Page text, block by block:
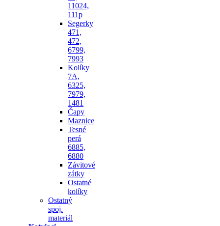
11024,
111p
Segerky
471,
472,
6799,
7993
Kolíky
7A,
6325,
7979,
1481
Čapy
Maznice
Tesné
perá
6885,
6880
Závitové
zátky
Ostatné
kolíky
Ostatný
spoj.
materiál